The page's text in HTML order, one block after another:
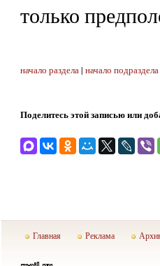
только
начало раздела| начало подраздела
Поделитесь этой записью или
Главная Реклама